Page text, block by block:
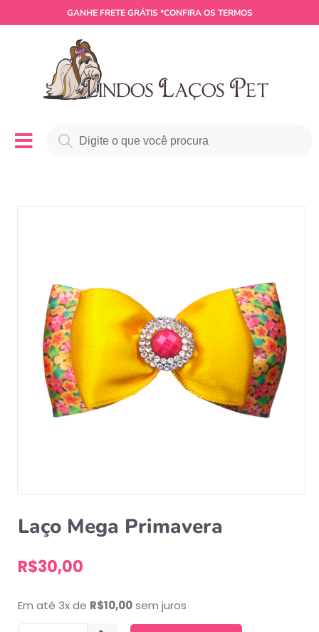
GANHE FRETE GRÁTIS *CONFIRA OS TERMOS
Laço Mega Primavera
R$30,00
Em até 3x de R$10,00sem juros